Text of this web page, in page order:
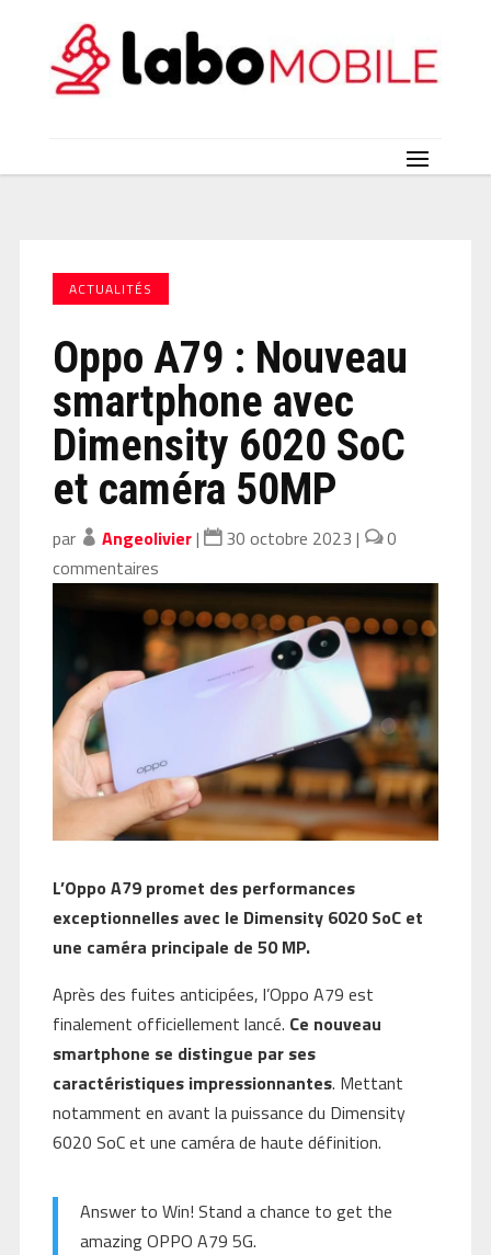
ACTUALITÉS
Oppo A79 : Nouveau
smartphone avec
Dimensity 6020 SoC
et caméra 50MP
par Angeolivier| 30 octobre 2023 |
0
commentaires
L’Oppo A79 promet des performances
exceptionnelles avec le Dimensity 6020 SoC et
une caméra principale de 50 MP.
Après des fuites anticipées, l’Oppo A79 est
finalement officiellement lancé. Ce nouveau
smartphone se distingue par ses
caractéristiques impressionnantes. Mettant
notamment en avant la puissance du Dimensity
6020 SoC et une caméra de haute définition.
Answer to Win! Stand a chance to get the
amazing OPPO A79 5G.